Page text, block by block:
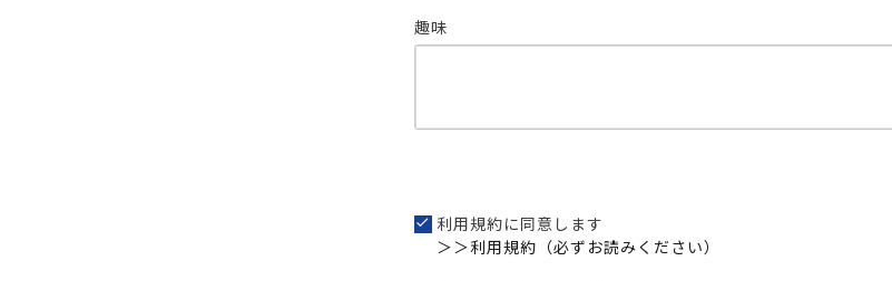
趣味
利用規約に同意します
＞＞利用規約（必ずお読みください）